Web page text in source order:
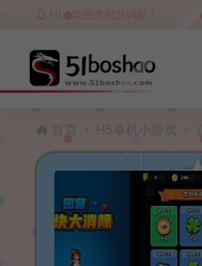
HI，欢迎来到源码屋！
首页 H5单机小游戏